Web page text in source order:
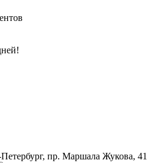
пр. Маршала Жукова, 41